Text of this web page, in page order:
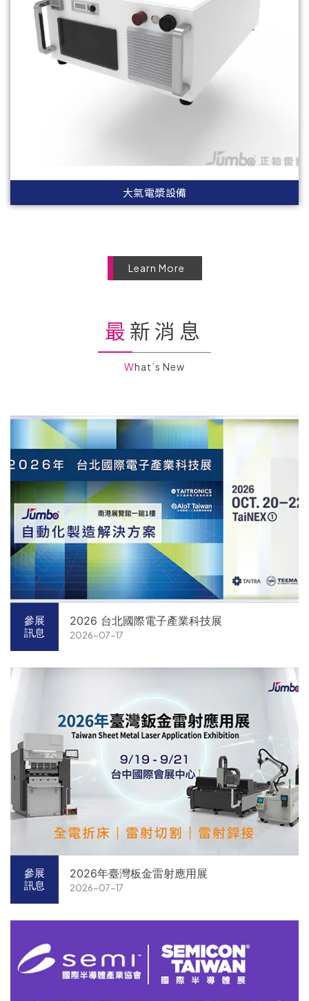
大氣電漿設備
Learn More
最新消息
What’s New
參展
訊息
2026 台北國際電子產業科技展
2026-07-17
參展
訊息
2026年臺灣板金雷射應用展
2026-07-17